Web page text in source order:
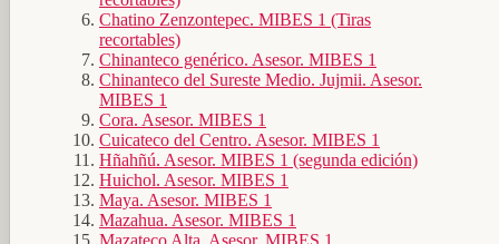
Chatino Zenzontepec. MIBES 1 (Tiras
recortables)
Chinanteco genérico. Asesor. MIBES 1
Chinanteco del Sureste Medio. Jujmii. Asesor.
MIBES 1
Cora. Asesor. MIBES 1
Cuicateco del Centro. Asesor. MIBES 1
Hñahñú. Asesor. MIBES 1 (segunda edición)
Huichol. Asesor. MIBES 1
Maya. Asesor. MIBES 1
Mazahua. Asesor. MIBES 1
Mazateco Alta. Asesor. MIBES 1